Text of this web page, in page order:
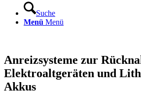
Suche
Menü Menü
Anreizsysteme zur
Elektroalt­geräten und
Akkus